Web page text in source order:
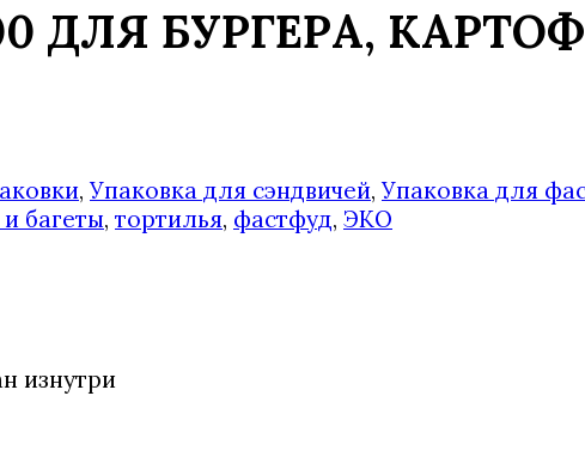
ДЛЯ БУРГЕРА,
, Упаковка для сэндвичей, Упаковка для
багеты, тортилья, фастфуд, ЭКО
изнутри